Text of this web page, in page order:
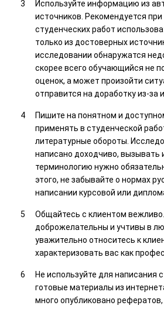
Используйте информацию из
источников. Рекомендуется
студенческих работ
только из достоверных
исследовании обнаружатся
скорее всего обучающийся не
оценок, а может произойти
отправится на доработку из-за
Пишите на понятном и
применять в студенческой
литературные обороты.
написано доходчиво, вызывать
терминологию нужно
этого, не забывайте о нормах
написании курсовой или
Общайтесь с клиентом
доброжелательны и учтивы в
уважительно относитесь к
характеризовать вас как
Не используйте для написания
готовые материалы из
много опубликовано рефератов,